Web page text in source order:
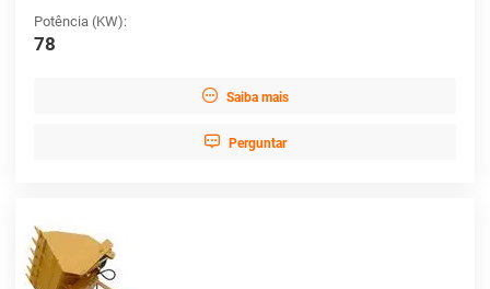
Potência (KW):
78
 Saiba mais
 Perguntar